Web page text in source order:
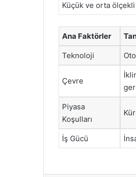
Küçük ve orta
Ana Faktörler
Teknoloji
Çevre
Piyasa
Koşulları
İş Gücü